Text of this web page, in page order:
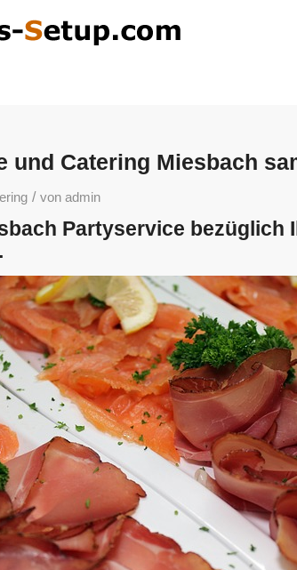
und Catering Miesbach
/ von admin
Partyservice bezüglich